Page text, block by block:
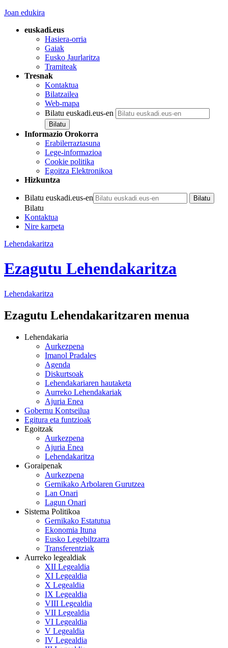
Joan edukira
euskadi.eus
Hasiera-orria
Gaiak
Eusko Jaurlaritza
Tramiteak
Tresnak
Kontaktua
Bilatzailea
Web-mapa
Bilatu euskadi.eus-en
Informazio Orokorra
Erabilerraztasuna
Lege-informazioa
Cookie politika
Egoitza Elektronikoa
Hizkuntza
Bilatu euskadi.eus-en
Bilatu
Kontaktua
Nire karpeta
Lehendakaritza
Ezagutu Lehendakaritza
Lehendakaritza
Ezagutu Lehendakaritzaren menua
Lehendakaria
Aurkezpena
Imanol Pradales
Agenda
Diskurtsoak
Lehendakariaren hautaketa
Aurreko Lehendakariak
Ajuria Enea
Gobernu Kontseilua
Egitura eta funtzioak
Egoitzak
Aurkezpena
Ajuria Enea
Lehendakaritza
Goraipenak
Aurkezpena
Gernikako Arbolaren Gurutzea
Lan Onari
Lagun Onari
Sistema Politikoa
Gernikako Estatutua
Ekonomia Ituna
Eusko Legebiltzarra
Transferentziak
Aurreko legealdiak
XII Legealdia
XI Legealdia
X Legealdia
IX Legealdia
VIII Legealdia
VII Legealdia
VI Legealdia
V Legealdia
IV Legealdia